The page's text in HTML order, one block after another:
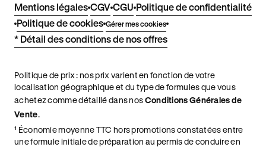
Mentions légales CGV CGU Politique de confidentialité
Politique de cookies Gérer mes cookies
* Détail des conditions de nos offres
Politique de prix : nos prix varient en fonction de votre
localisation géographique et du type de formules que vous
achetez comme détaillé dans nosConditions Générales de
Vente.
¹ Économie moyenne TTC hors promotions constatées entre
une formule initiale de préparation au permis de conduire en